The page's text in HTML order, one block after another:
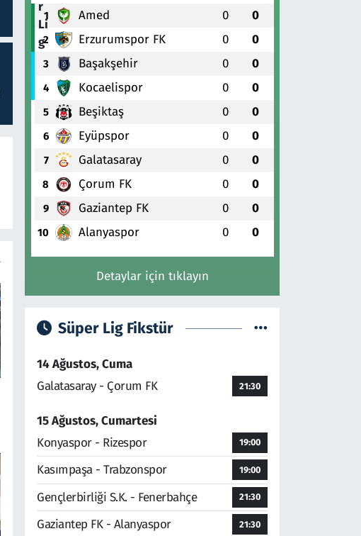
1 Amed 0 0
2 Erzurumspor FK 0 0
3 Başakşehir 0 0
4 Kocaelispor 0 0
5 Beşiktaş 0 0
6 Eyüpspor 0 0
7 Galatasaray 0 0
8 Çorum FK 0 0
9 Gaziantep FK 0 0
10 Alanyaspor 0 0
Detaylar için tıklayın
Süper Lig Fikstür
14 Ağustos, Cuma
Galatasaray - Çorum FK
21:30
15 Ağustos, Cumartesi
Konyaspor - Rizespor
19:00
Kasımpaşa - Trabzonspor 19:00
Gençlerbirliği S.K. - Fenerbahçe 21:30
Gaziantep FK - Alanyaspor 21:30